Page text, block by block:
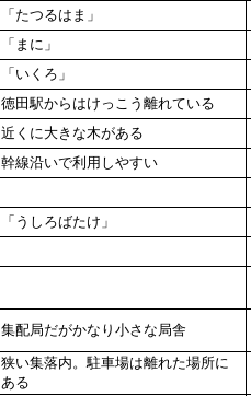
「たつるはま」
「まに」
「いくろ」
徳田駅からはけっこう離れている
近くに大きな木がある
幹線沿いで利用しやすい
「うしろばたけ」
集配局だがかなり小さな局舎
狭い集落内。駐車場は離れた場所に
ある